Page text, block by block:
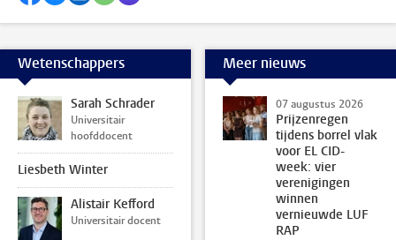
Wetenschappers
Sarah Schrader
Universitair
hoofddocent
Liesbeth Winter
Alistair Kefford
Universitair docent
Meer nieuws
07 augustus 2026
Prijzenregen
tijdens borrel vlak
voor EL CID-
week: vier
verenigingen
winnen
vernieuwde LUF
RAP